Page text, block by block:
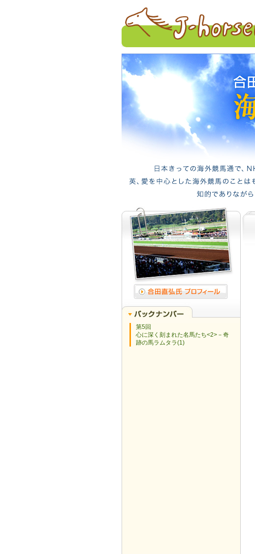
第5回
心に深く刻まれた名馬たち<2>－奇
跡の馬ラムタラ(1)